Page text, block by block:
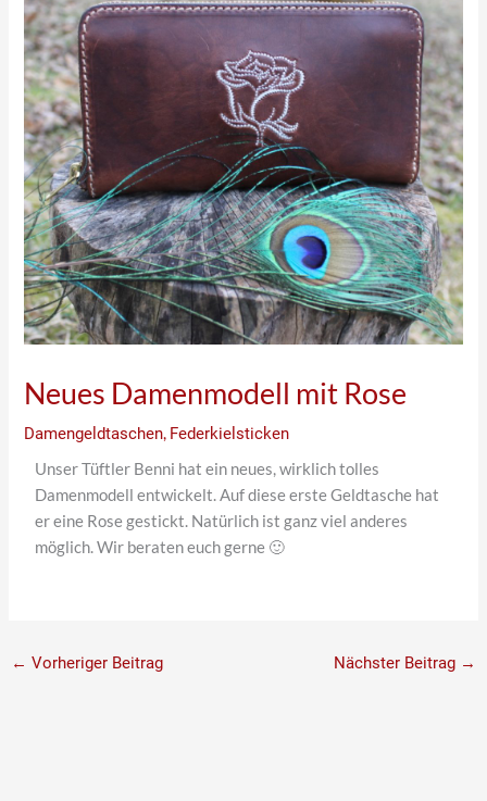
Neues Damenmodell mit Rose
Damengeldtaschen, Federkielsticken
Unser Tüftler Benni hat ein neues, wirklich tolles
Damenmodell entwickelt. Auf diese erste Geldtasche hat
er eine Rose gestickt. Natürlich ist ganz viel anderes
möglich. Wir beraten euch gerne 🙂
← Vorheriger Beitrag Nächster Beitrag →